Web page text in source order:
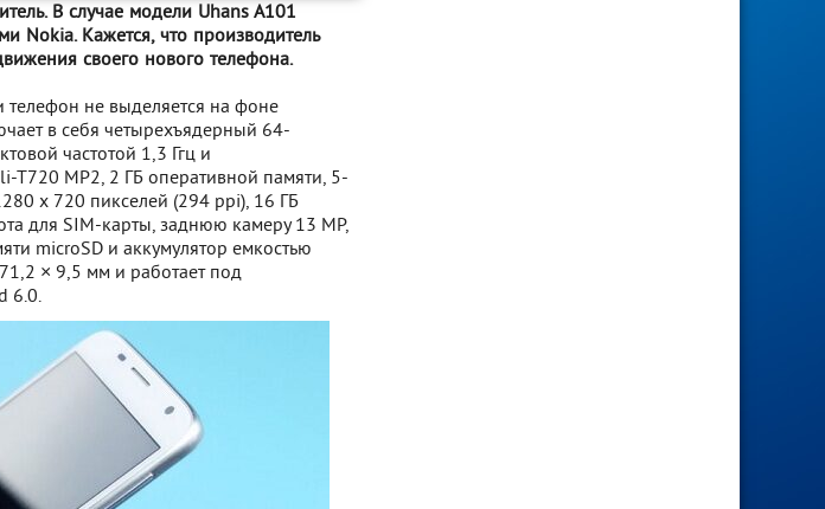
В случае модели Uhans A101
Nokia. Кажется, что производитель
своего нового телефона.
не выделяется на фоне
в себя четырехъядерный 64-
частотой 1,3 Ггц и
T720 MP2, 2 ГБ оперативной памяти, 5-
x 720 пикселей (294 ppi), 16 ГБ
для SIM-карты, заднюю камеру 13 MP,
microSD и аккумулятор емкостью
× 9,5 мм и работает под
6.0.